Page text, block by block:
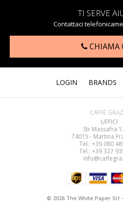
TI SERVE
Contattaci
CHIAMA
LOGIN BRANDS
CAFFÈ
UFFICI
Str Massafra
74015 - Martina
Tel.: +39 080
Tel.: +39 327
© 2026 The White Paper Srl -